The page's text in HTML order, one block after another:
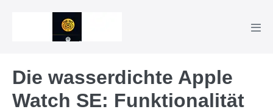
Die wasserdichte Apple
Watch SE: Funktionalität